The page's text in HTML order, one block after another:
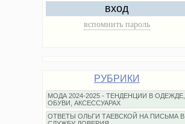
вход
вспомнить пароль
РУБРИКИ
МОДА 2024-2025 - ТЕНДЕНЦИИ В ОДЕЖДЕ,
ОБУВИ, АКСЕССУАРАХ
ОТВЕТЫ ОЛЬГИ ТАЕВСКОЙ НА ПИСЬМА В